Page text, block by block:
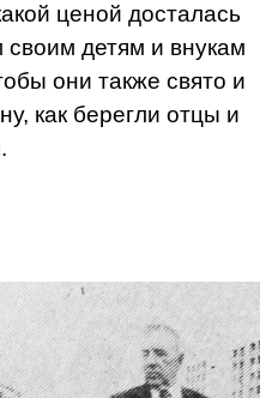
ценой досталась
детям и внукам
они также свято и
как берегли отцы и